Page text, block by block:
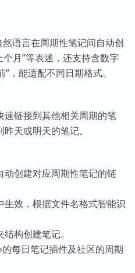
语言在周期性笔记间自动创
个月”等表述，还支持含数字
，能适配不同日期格式。
链接到其他相关周期的笔
天或明天的笔记。
动创建对应周期性笔记的链
效，根据文件名格式智能识
构创建笔记。
每日笔记插件及社区的周期